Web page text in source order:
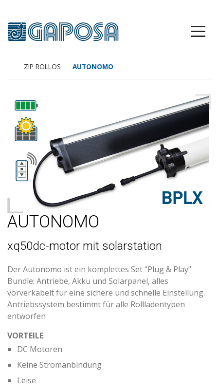
ZIP ROLLOS AUTONOMO
AUTONOMO
xq50dc-motor mit solarstation
Der Autonomo ist ein komplettes Set “Plug & Play”
Bundle: Antriebe, Akku und Solarpanel, alles
vorverkabelt für eine sichere und schnelle Einstellung.
Antriebssystem bestimmt für alle Rollladentypen
entworfen
VORTEILE:
DC Motoren
Keine Stromanbindung
Leise